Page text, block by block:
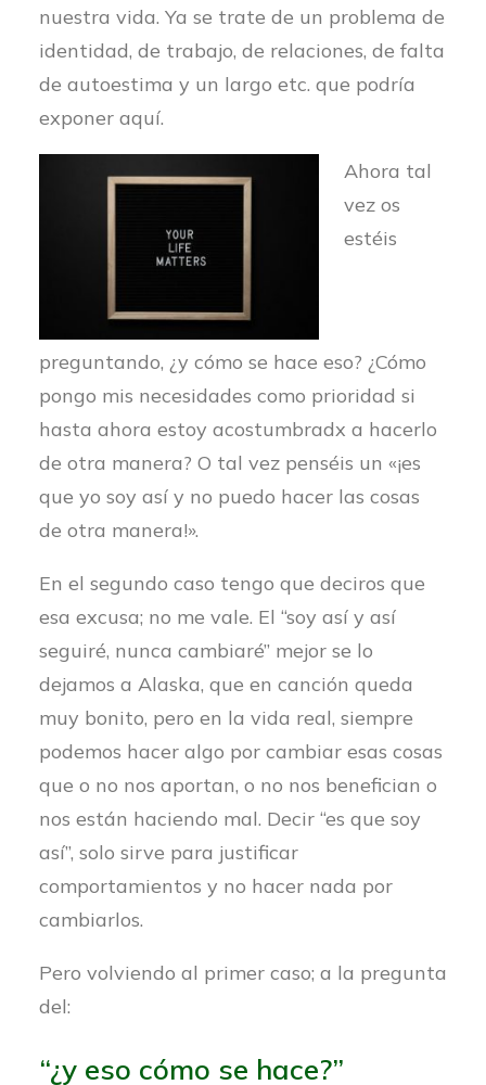
nuestra vida. Ya se trate de un problema de
identidad, de trabajo, de relaciones, de falta
de autoestima y un largo etc. que podría
exponer aquí.
Ahora tal
vez os
estéis
preguntando, ¿y cómo se hace eso? ¿Cómo
pongo mis necesidades como prioridad si
hasta ahora estoy acostumbradx a hacerlo
de otra manera? O tal vez penséis un «¡es
que yo soy así y no puedo hacer las cosas
de otra manera!».
En el segundo caso tengo que deciros que
esa excusa; no me vale. El “soy así y así
seguiré, nunca cambiaré” mejor se lo
dejamos a Alaska, que en canción queda
muy bonito, pero en la vida real, siempre
podemos hacer algo por cambiar esas cosas
que o no nos aportan, o no nos benefician o
nos están haciendo mal. Decir “es que soy
así”, solo sirve para justificar
comportamientos y no hacer nada por
cambiarlos.
Pero volviendo al primer caso; a la pregunta
del:
“¿y eso cómo se hace?”